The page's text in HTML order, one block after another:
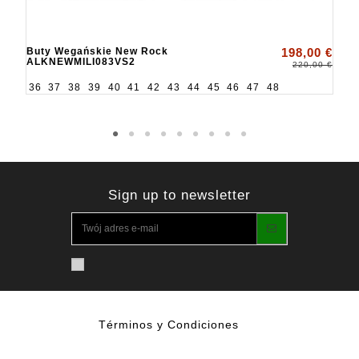
Buty Wegańskie New Rock
ALKNEWMILI083VS2
198,00 €
220,00 €
36 37 38 39 40 41 42 43 44 45 46 47 48
Sign up to newsletter
Términos y Condiciones